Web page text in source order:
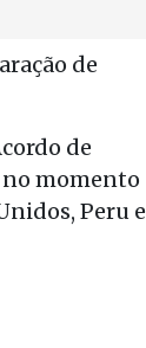
de
de
no momento
Peru e